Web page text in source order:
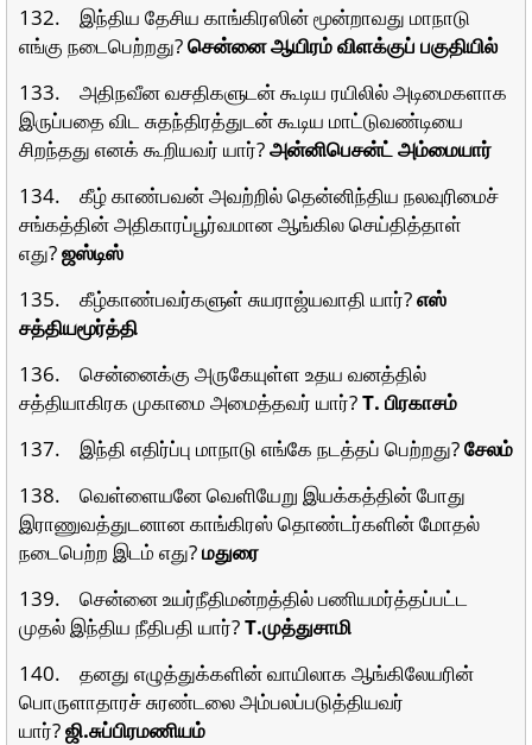
132. இந்திய தேசிய காங்கிரஸின் மூன்றாவது மாநாடு
எங்கு நடைபெற்றது?சென்னை ஆயிரம் விளக்குப் பகுதியில்
133. அதிநவீன வசதிகளுடன் கூடிய ரயிலில் அடிமைகளாக
இருப்பதை விட சுதந்திரத்துடன் கூடிய மாட்டுவண்டியை
சிறந்தது எனக் கூறியவர் யார்?அன்னிபெசன்ட் அம்மையார்
134. கீழ் காண்பவன் அவற்றில் தென்னிந்திய நலவுரிமைச்
சங்கத்தின் அதிகாரப்பூர்வமான ஆங்கில செய்தித்தாள்
எது?ஜஸ்டிஸ்
135. கீழ்காண்பவர்களுள் சுயராஜ்யவாதி யார்?எஸ்
சத்தியமூர்த்தி
136. சென்னைக்கு அருகேயுள்ள உதய வனத்தில்
சத்தியாகிரக முகாமை அமைத்தவர் யார்?T. பிரகாசம்
137. இந்தி எதிர்ப்பு மாநாடு எங்கே நடத்தப் பெற்றது?சேலம்
138. வெள்ளையனே வெளியேறு இயக்கத்தின் போது
இராணுவத்துடனான காங்கிரஸ் தொண்டர்களின் மோதல்
நடைபெற்ற இடம் எது?மதுரை
139. சென்னை உயர்நீதிமன்றத்தில் பணியமர்த்தப்பட்ட
முதல் இந்திய நீதிபதி யார்?T.முத்துசாமி
140. தனது எழுத்துக்களின் வாயிலாக ஆங்கிலேயரின்
பொருளாதாரச் சுரண்டலை அம்பலப்படுத்தியவர்
யார்?ஜி.சுப்பிரமணியம்